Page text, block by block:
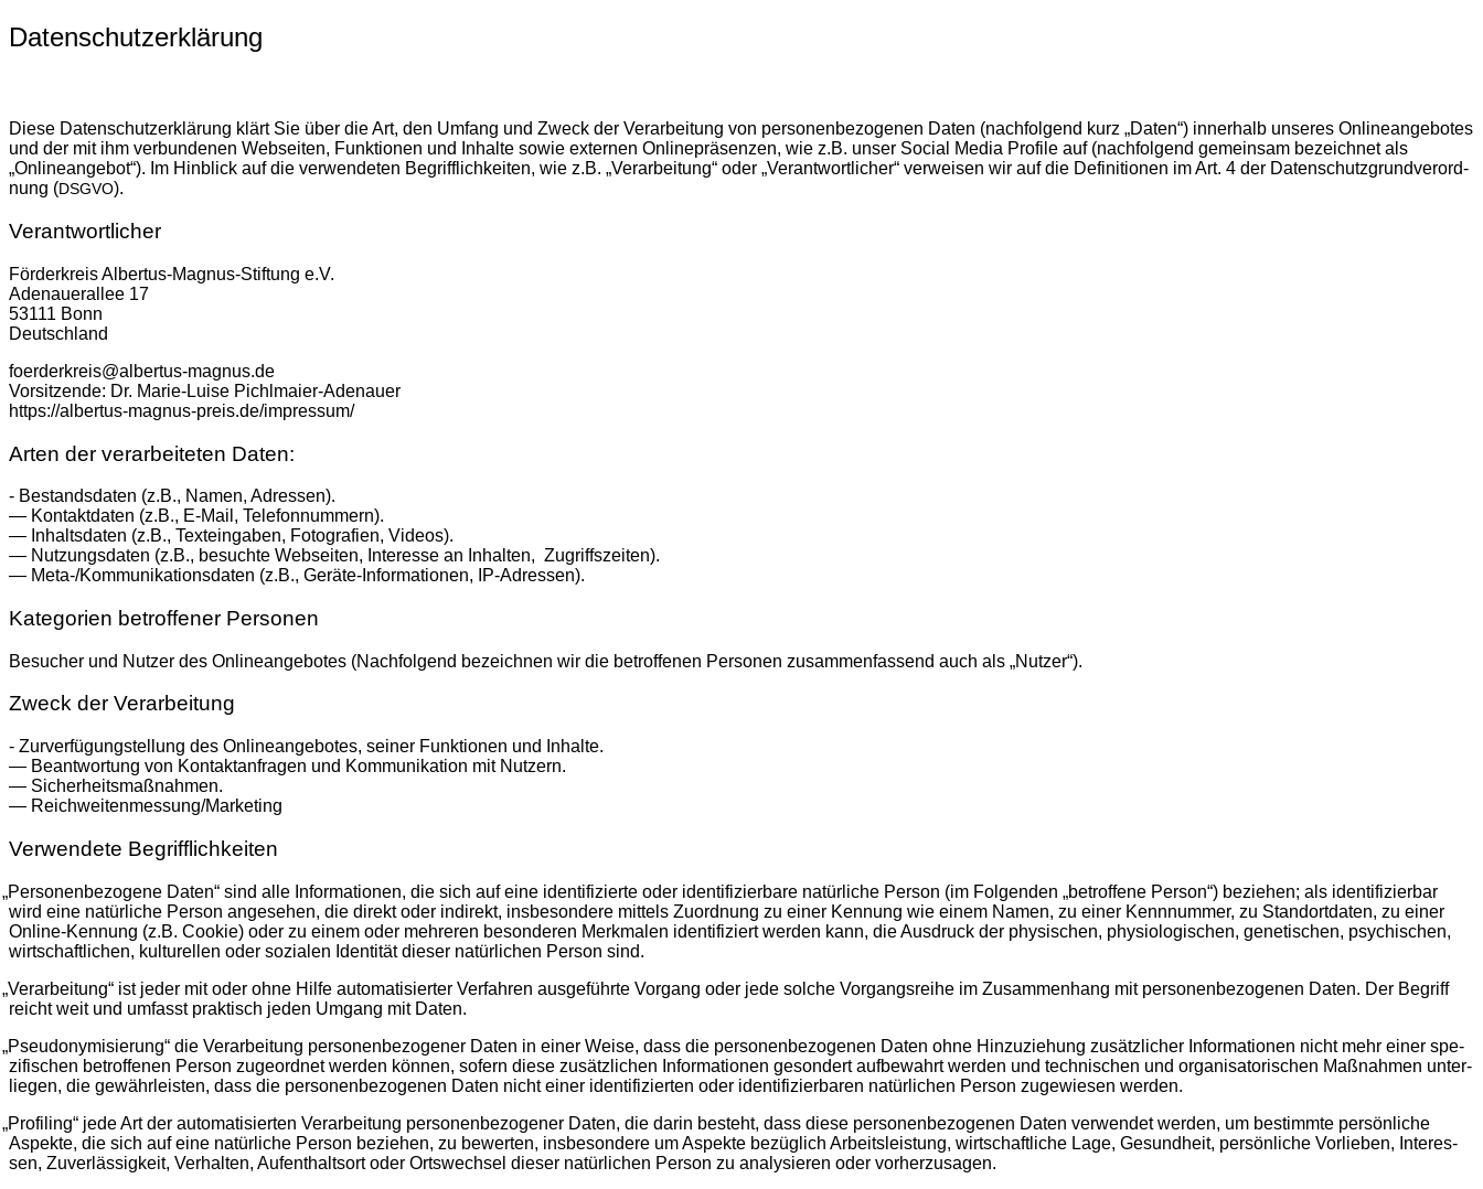
Datenschutzerklärung
Die­se Daten­schutz­er­klä­rung klärt Sie über die Art, den Umfang und Zweck der Ver­ar­bei­tung von per­so­nen­be­zo­ge­nen Daten (nach­fol­gend kurz „Daten“) inner­halb unse­res Online­an­ge­bo­tes
und der mit ihm ver­bun­de­nen Web­sei­ten, Funk­tio­nen und Inhal­te sowie exter­nen Online­prä­sen­zen, wie z.B. unser Social Media Pro­fi­le auf (nach­fol­gend gemein­sam bezeich­net als
„Online­an­ge­bot“). Im Hin­blick auf die ver­wen­de­ten Begriff­lich­kei­ten, wie z.B. „Ver­ar­bei­tung“ oder „Ver­ant­wort­li­cher“ ver­wei­sen wir auf die Defi­ni­tio­nen im Art. 4 der Daten­schutz­grund­ver­ord­
nung (DSGVO).
Verantwortlicher
För­der­kreis Albertus-Magnus-Stiftung e.V.
Ade­nau­er­al­lee 17
53111 Bonn
Deutschland
foerderkreis@albertus-magnus.de
Vor­sit­zen­de: Dr. Marie-Luise Pichlmaier-Adenauer
https://albertus-magnus-preis.de/impressum/
Arten der verarbeiteten Daten:
- Bestands­da­ten (z.B., Namen, Adressen).
— Kon­takt­da­ten (z.B., E‑Mail, Telefonnummern).
— Inhalts­da­ten (z.B., Text­ein­ga­ben, Foto­gra­fien, Videos).
— Nut­zungs­da­ten (z.B., besuch­te Web­sei­ten, Inter­es­se an Inhal­ten, Zugriffszeiten).
— Meta-/Kommunikationsdaten (z.B., Geräte-Informationen, IP-Adressen).
Kategorien betroffener Personen
Besu­cher und Nut­zer des Online­an­ge­bo­tes (Nach­fol­gend bezeich­nen wir die betrof­fe­nen Per­so­nen zusam­men­fas­send auch als „Nut­zer“).
Zweck der Verarbeitung
- Zur­ver­fü­gung­stel­lung des Online­an­ge­bo­tes, sei­ner Funk­tio­nen und Inhalte.
— Beant­wor­tung von Kon­takt­an­fra­gen und Kom­mu­ni­ka­ti­on mit Nutzern.
— Sicherheitsmaßnahmen.
— Reichweitenmessung/Marketing
Verwendete Begrifflichkeiten
„Per­so­nen­be­zo­ge­ne Daten“ sind alle Infor­ma­tio­nen, die sich auf eine iden­ti­fi­zier­te oder iden­ti­fi­zier­ba­re natür­li­che Per­son (im Fol­gen­den „betrof­fe­ne Per­son“) bezie­hen; als iden­ti­fi­zier­bar
wird eine natür­li­che Per­son ange­se­hen, die direkt oder indi­rekt, ins­be­son­de­re mit­tels Zuord­nung zu einer Ken­nung wie einem Namen, zu einer Kenn­num­mer, zu Stand­ort­da­ten, zu einer
Online-Kennung (z.B. Coo­kie) oder zu einem oder meh­re­ren beson­de­ren Merk­ma­len iden­ti­fi­ziert wer­den kann, die Aus­druck der phy­si­schen, phy­sio­lo­gi­schen, gene­ti­schen, psy­chi­schen,
wirt­schaft­li­chen, kul­tu­rel­len oder sozia­len Iden­ti­tät die­ser natür­li­chen Per­son sind.
„Ver­ar­bei­tung“ ist jeder mit oder ohne Hil­fe auto­ma­ti­sier­ter Ver­fah­ren aus­ge­führ­te Vor­gang oder jede sol­che Vor­gangs­rei­he im Zusam­men­hang mit per­so­nen­be­zo­ge­nen Daten. Der Begriff
reicht weit und umfasst prak­tisch jeden Umgang mit Daten.
„Pseud­ony­mi­sie­rung“ die Ver­ar­bei­tung per­so­nen­be­zo­ge­ner Daten in einer Wei­se, dass die per­so­nen­be­zo­ge­nen Daten ohne Hin­zu­zie­hung zusätz­li­cher Infor­ma­tio­nen nicht mehr einer spe­
zi­fi­schen betrof­fe­nen Per­son zuge­ord­net wer­den kön­nen, sofern die­se zusätz­li­chen Infor­ma­tio­nen geson­dert auf­be­wahrt wer­den und tech­ni­schen und orga­ni­sa­to­ri­schen Maß­nah­men unter­
lie­gen, die gewähr­leis­ten, dass die per­so­nen­be­zo­ge­nen Daten nicht einer iden­ti­fi­zier­ten oder iden­ti­fi­zier­ba­ren natür­li­chen Per­son zuge­wie­sen werden.
„Pro­fil­ing“ jede Art der auto­ma­ti­sier­ten Ver­ar­bei­tung per­so­nen­be­zo­ge­ner Daten, die dar­in besteht, dass die­se per­so­nen­be­zo­ge­nen Daten ver­wen­det wer­den, um bestimm­te per­sön­li­che
Aspek­te, die sich auf eine natür­li­che Per­son bezie­hen, zu bewer­ten, ins­be­son­de­re um Aspek­te bezüg­lich Arbeits­leis­tung, wirt­schaft­li­che Lage, Gesund­heit, per­sön­li­che Vor­lie­ben, Inter­es­
sen, Zuver­läs­sig­keit, Ver­hal­ten, Auf­ent­halts­ort oder Orts­wech­sel die­ser natür­li­chen Per­son zu ana­ly­sie­ren oder vorherzusagen.